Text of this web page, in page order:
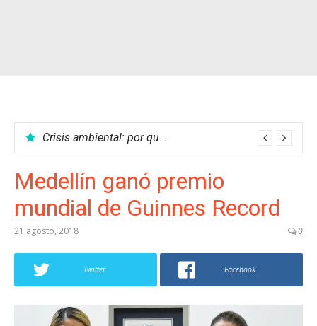
Crisis ambiental: por qué no podemos parar el calentamiento global
Las mejores películas del cine colombiano
Medellín ganó premio
mundial de Guinnes Record
21 agosto, 2018 0
Twitter Facebook